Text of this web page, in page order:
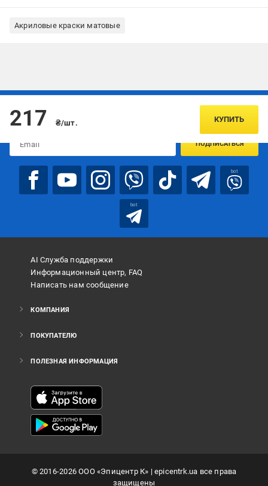
Акриловые краски матовые
217 ₴/шт. КУПИТЬ
Подписывайтесь, чтобы узнавать первым об акцияx и
ПОДПИСАТЬСЯ
bot
bot
AI Служба поддержки
Информационный центр, FAQ
Написать нам сообщение
КОМПАНИЯ
ПОКУПАТЕЛЮ
ПОЛЕЗНАЯ ИНФОРМАЦИЯ
©2016-2026ООО «Эпицентр К» | epicentrk.ua все права
защищены